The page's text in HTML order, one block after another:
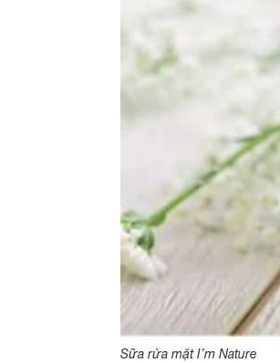
Sữa rửa mặt I’m Nature